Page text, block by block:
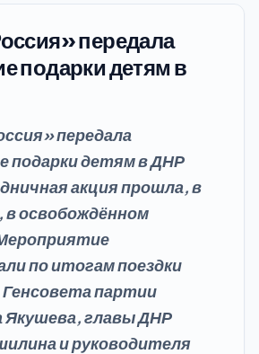
передала
подарки детям в
передала
подарки детям в ДНР
акция прошла, в
в освобождённом
по итогам поездки
партии
Якушева, главы ДНР
и руководителя